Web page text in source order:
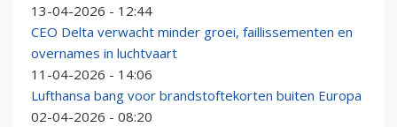
13-04-2026 - 12:44
CEO Delta verwacht minder groei, faillissementen en
overnames in luchtvaart
11-04-2026 - 14:06
Lufthansa bang voor brandstoftekorten buiten Europa
02-04-2026 - 08:20